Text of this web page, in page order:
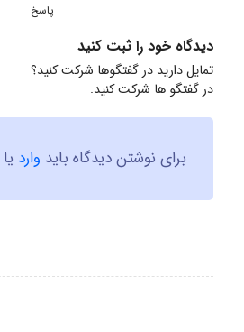
پاسخ
دیدگاه خود را ثبت کنید
تمایل دارید در گفتگوها شرکت کنید؟
در گفتگو ها شرکت کنید.
برای نوشتن دیدگاه باید وارد یا